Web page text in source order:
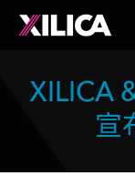
XILICA
宣